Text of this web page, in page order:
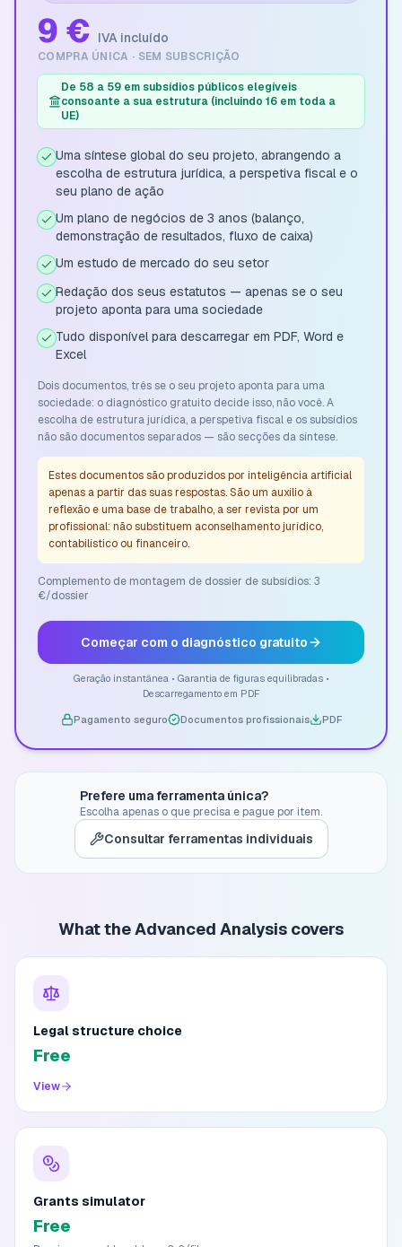
9 € IVA incluído
COMPRA ÚNICA · SEM SUBSCRIÇÃO
De 58 a 59 em subsídios públicos elegíveis
consoante a sua estrutura (incluindo 16 em toda a
UE)
Uma síntese global do seu projeto, abrangendo a
escolha de estrutura jurídica, a perspetiva fiscal e o
seu plano de ação
Um plano de negócios de 3 anos (balanço,
demonstração de resultados, fluxo de caixa)
Um estudo de mercado do seu setor
Redação dos seus estatutos — apenas se o seu
projeto aponta para uma sociedade
Tudo disponível para descarregar em PDF, Word e
Excel
Dois documentos, três se o seu projeto aponta para uma
sociedade: o diagnóstico gratuito decide isso, não você. A
escolha de estrutura jurídica, a perspetiva fiscal e os subsídios
não são documentos separados — são secções da síntese.
Estes documentos são produzidos por inteligência artificial
apenas a partir das suas respostas. São um auxílio à
reflexão e uma base de trabalho, a ser revista por um
profissional: não substituem aconselhamento jurídico,
contabilístico ou financeiro.
Complemento de montagem de dossier de subsídios: 3
€/dossier
Começar com o diagnóstico gratuito
Geração instantânea • Garantia de figuras equilibradas •
Descarregamento em PDF
Pagamento seguro Documentos profissionais PDF
Prefere uma ferramenta única?
Escolha apenas o que precisa e pague por item.
Consultar ferramentas individuais
What the Advanced Analysis covers
Legal structure choice
Free
View
Grants simulator
Free